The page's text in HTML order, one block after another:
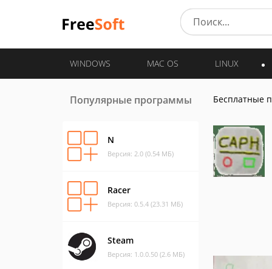
WINDOWS MAC OS LINUX
Популярные программы
N
Версия: 2.0 (0.54 МБ)
Racer
Версия: 0.5.4 (23.31 МБ)
Steam
Версия: 1.0.0.50 (2.6 МБ)
Бесплатные